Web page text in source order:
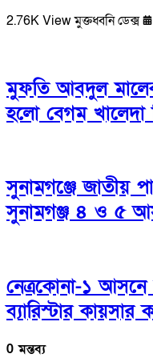
2.76K Viewমুক্তধ্বনি ডেক্স
মুফতি আবদুল
হলো বেগম খালেদা
সুনামগঞ্জে জাতীয়
সুনামগঞ্জ ৪ ও ৫
নেত্রকোনা-১
ব্যারিস্টার কায়সার
0 মন্তব্য